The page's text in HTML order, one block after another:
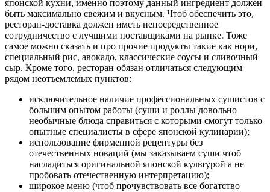
японской кухни, именно поэтому данный ингредиент должен
быть максимально свежим и вкусным. Чтоб обеспечить это,
ресторан-доставка должен иметь непосредственное
сотрудничество с лучшими поставщиками на рынке. Тоже
самое можно сказать и про прочие продукты такие как нори,
специальный рис, авокадо, классические соусы и сливочный
сыр. Кроме того, ресторан обязан отличаться следующим
рядом неотъемлемых пунктов:
исключительное наличие профессиональных сушистов с
большим опытом работы (суши и роллы довольно
необычные блюда справиться с которыми смогут только
опытные специалисты в сфере японской кулинарии);
использование фирменной рецептуры без
отечественных новаций (мы заказываем суши чтоб
насладиться оригинальной японской культурой а не
пробовать отечественную интерпретацию);
широкое меню (чтоб прочувствовать все богатство